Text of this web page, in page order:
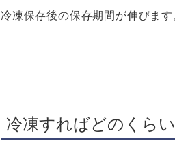
冷凍保存後の保存期間が伸びます
冷凍すればどのくら